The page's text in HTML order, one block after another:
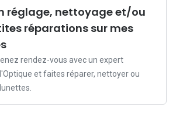
t
?
réglage, nettoyage et/ou
réparations sur mes
rendez-vous avec un expert
et faites réparer, nettoyer ou